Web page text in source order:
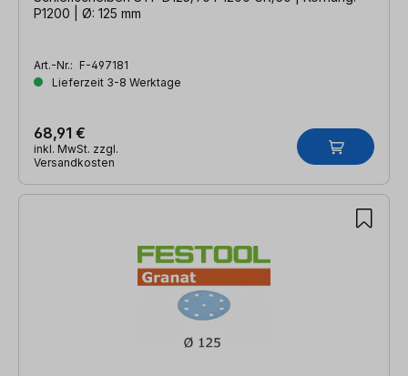
P1200 | Ø: 125 mm
Art.-Nr.: F-497181
Lieferzeit 3-8 Werktage
68,91 €
inkl. MwSt. zzgl.
Versandkosten